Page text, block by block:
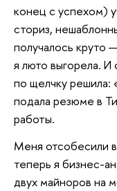
конец с успехом)
сториз,
получалось круто
я люто выгорела.
по щелчку решила:
подала резюме в
работы.
Меня отсобесили
теперь я бизнес-
двух майноров на